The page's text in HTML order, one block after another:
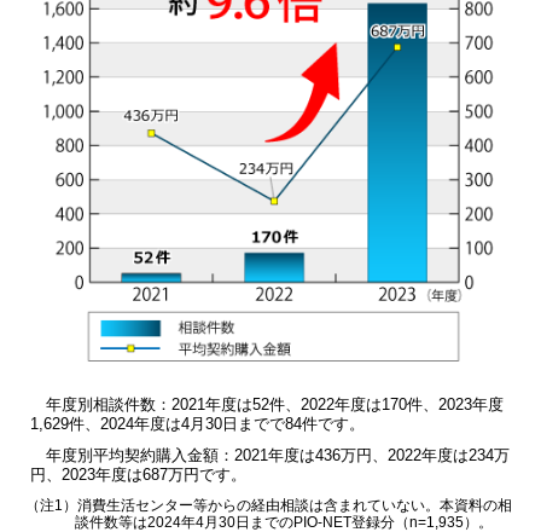
年度別相談件数：2021年度は52件、2022年度は170件、2023年度
1,629件、2024年度は4月30日までで84件です。
年度別平均契約購入金額：2021年度は436万円、2022年度は234万
円、2023年度は687万円です。
（注1）消費生活センター等からの経由相談は含まれていない。本資料の相
談件数等は2024年4月30日までのPIO-NET登録分（n=1,935）。